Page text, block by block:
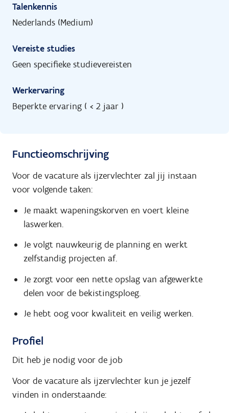
Talenkennis
Nederlands (Medium)
Vereiste studies
Geen specifieke studievereisten
Werkervaring
Beperkte ervaring ( < 2 jaar )
Functieomschrijving
Voor de vacature als ijzervlechter zal jij instaan
voor volgende taken:
Je maakt wapeningskorven en voert kleine
laswerken.
Je volgt nauwkeurig de planning en werkt
zelfstandig projecten af.
Je zorgt voor een nette opslag van afgewerkte
delen voor de bekistingsploeg.
Je hebt oog voor kwaliteit en veilig werken.
Profiel
Dit heb je nodig voor de job
Voor de vacature als ijzervlechter kun je jezelf
vinden in onderstaande: